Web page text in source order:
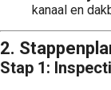
kanaal en
2.
Stap 1: